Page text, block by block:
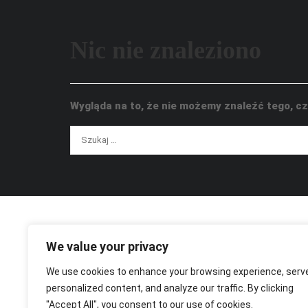
We value your privacy
We use cookies to enhance your browsing experience,
personalized content, and analyze our traffic. By clicking
"Accept All", you consent to our use of cookies.
Wygląda na to, że nie możemy znaleźć tego,